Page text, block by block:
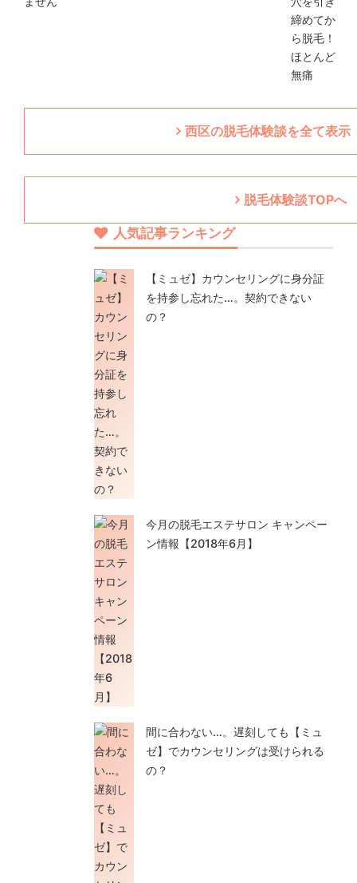
西区の脱毛体験談を全て表示
脱毛体験談TOPへ
人気記事ランキング
【ミュゼ】カウンセリングに身分証
を持参し忘れた…。契約できない
の？
今月の脱毛エステサロン キャンペー
ン情報【2018年6月】
間に合わない…。遅刻しても【ミュ
ゼ】でカウンセリングは受けられる
の？